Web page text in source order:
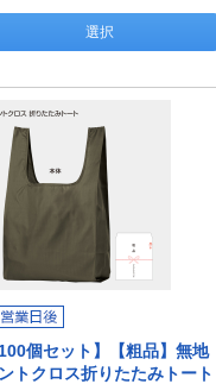
選択
100個セット】【粗品】無地
トクロス折りたたみトート